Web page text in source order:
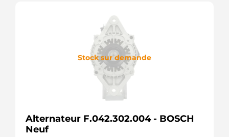
Stock sur demande
Alternateur F.042.302.004 - BOSCH
Neuf